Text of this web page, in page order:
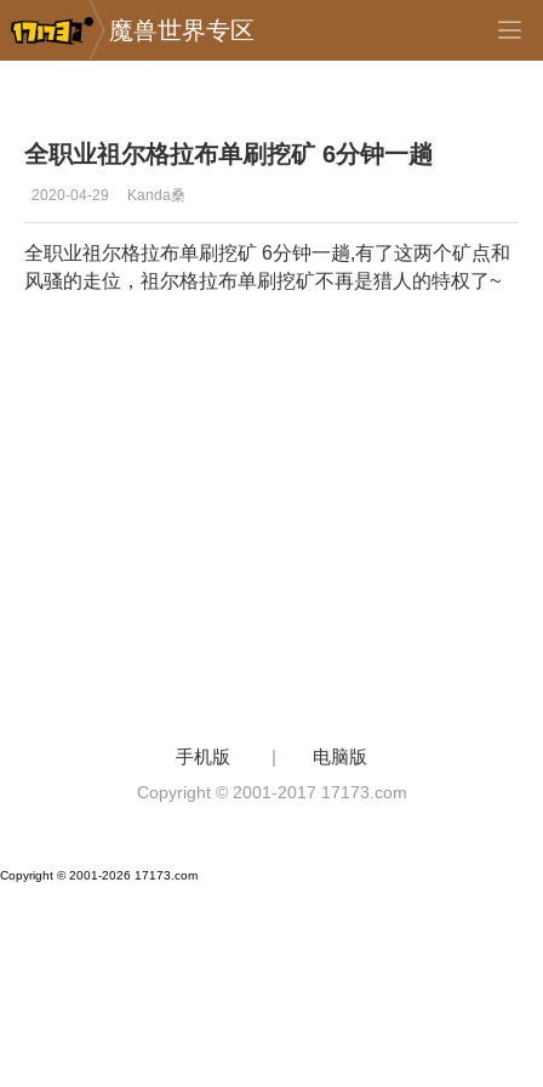
魔兽世界专区
专区_《魔兽世界》 >
全职业祖尔格拉布单刷挖矿 6分钟一趟
2020-04-29 Kanda桑
全职业祖尔格拉布单刷挖矿 6分钟一趟,有了这两个矿点和
风骚的走位，祖尔格拉布单刷挖矿不再是猎人的特权了~
手机版 | 电脑版
Copyright © 2001-2017 17173.com
Copyright © 2001-2026 17173.com